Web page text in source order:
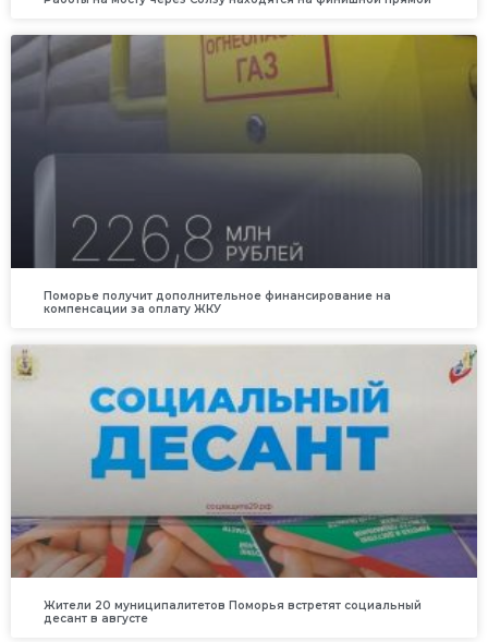
Поморье получит дополнительное финансирование на
компенсации за оплату ЖКУ
Жители 20 муниципалитетов Поморья встретят социальный
десант в августе